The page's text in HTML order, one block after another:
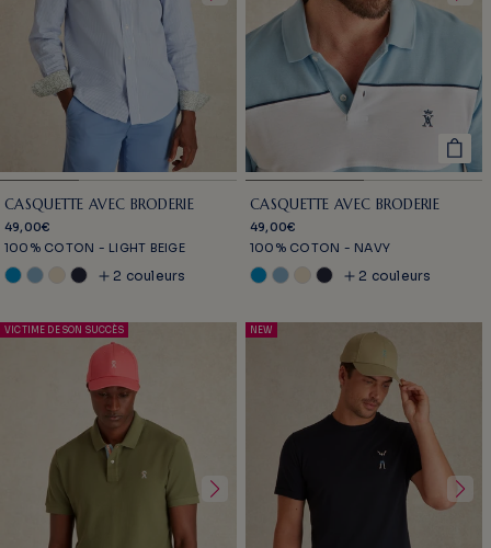
CASQUETTE AVEC BRODERIE
49,00€
100% COTON - LIGHT BEIGE
2 couleurs
CASQUETTE AVEC BRODERIE
49,00€
100% COTON - NAVY
2 couleurs
VICTIME DE SON SUCCÈS NEW